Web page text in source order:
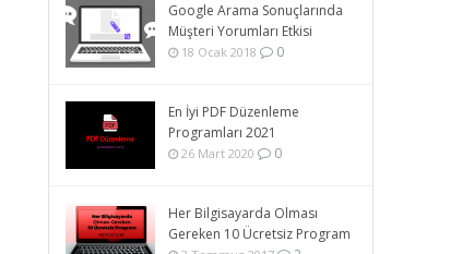
Google Arama Sonuçlarında
Müşteri Yorumları Etkisi
18 Ocak 2018 0
En İyi PDF Düzenleme
Programları 2021
26 Mart 2020 0
Her Bilgisayarda Olması
Gereken 10 Ücretsiz Program